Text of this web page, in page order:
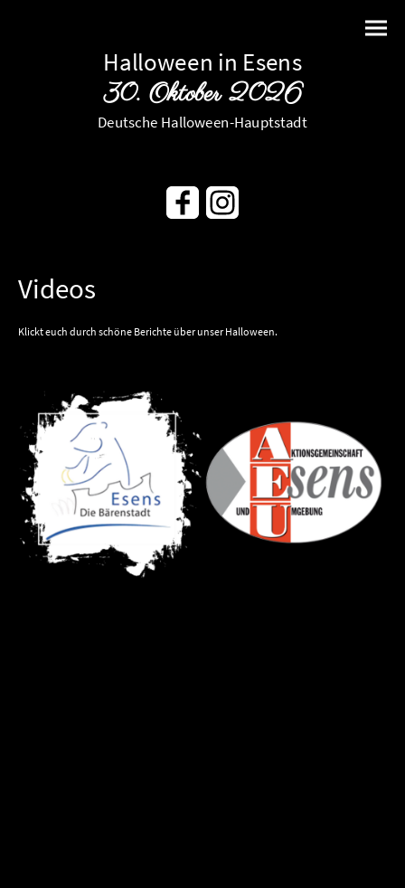
Halloween in Esens
30. Oktober 2026
Deutsche Halloween-Hauptstadt
Videos
Klickt euch durch schöne Berichte über unser Halloween.